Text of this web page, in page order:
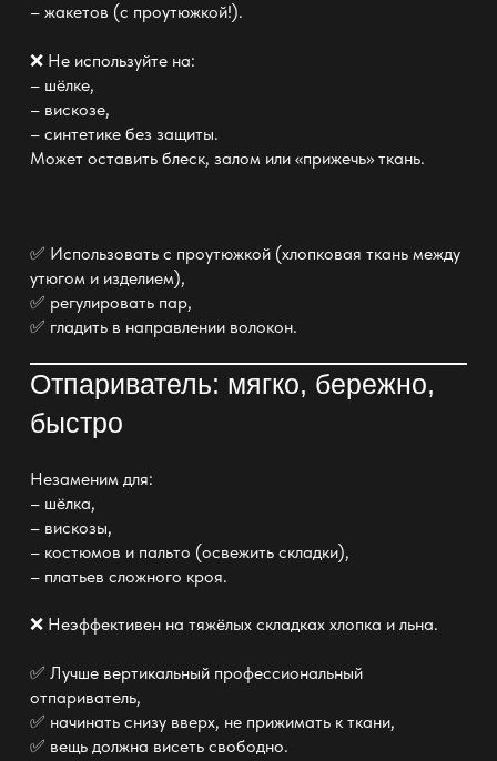
– жакетов (с проутюжкой!).
❌ Не используйте на:
– шёлке,
– вискозе,
– синтетике без защиты.
Может оставить блеск, залом или «прижечь» ткань.
✅ Использовать с проутюжкой (хлопковая ткань между
утюгом и изделием),
✅ регулировать пар,
✅ гладить в направлении волокон.
Отпариватель: мягко, бережно,
быстро
Незаменим для:
– шёлка,
– вискозы,
– костюмов и пальто (освежить складки),
– платьев сложного кроя.
❌ Неэффективен на тяжёлых складках хлопка и льна.
✅ Лучше вертикальный профессиональный
отпариватель,
✅ начинать снизу вверх, не прижимать к ткани,
✅ вещь должна висеть свободно.